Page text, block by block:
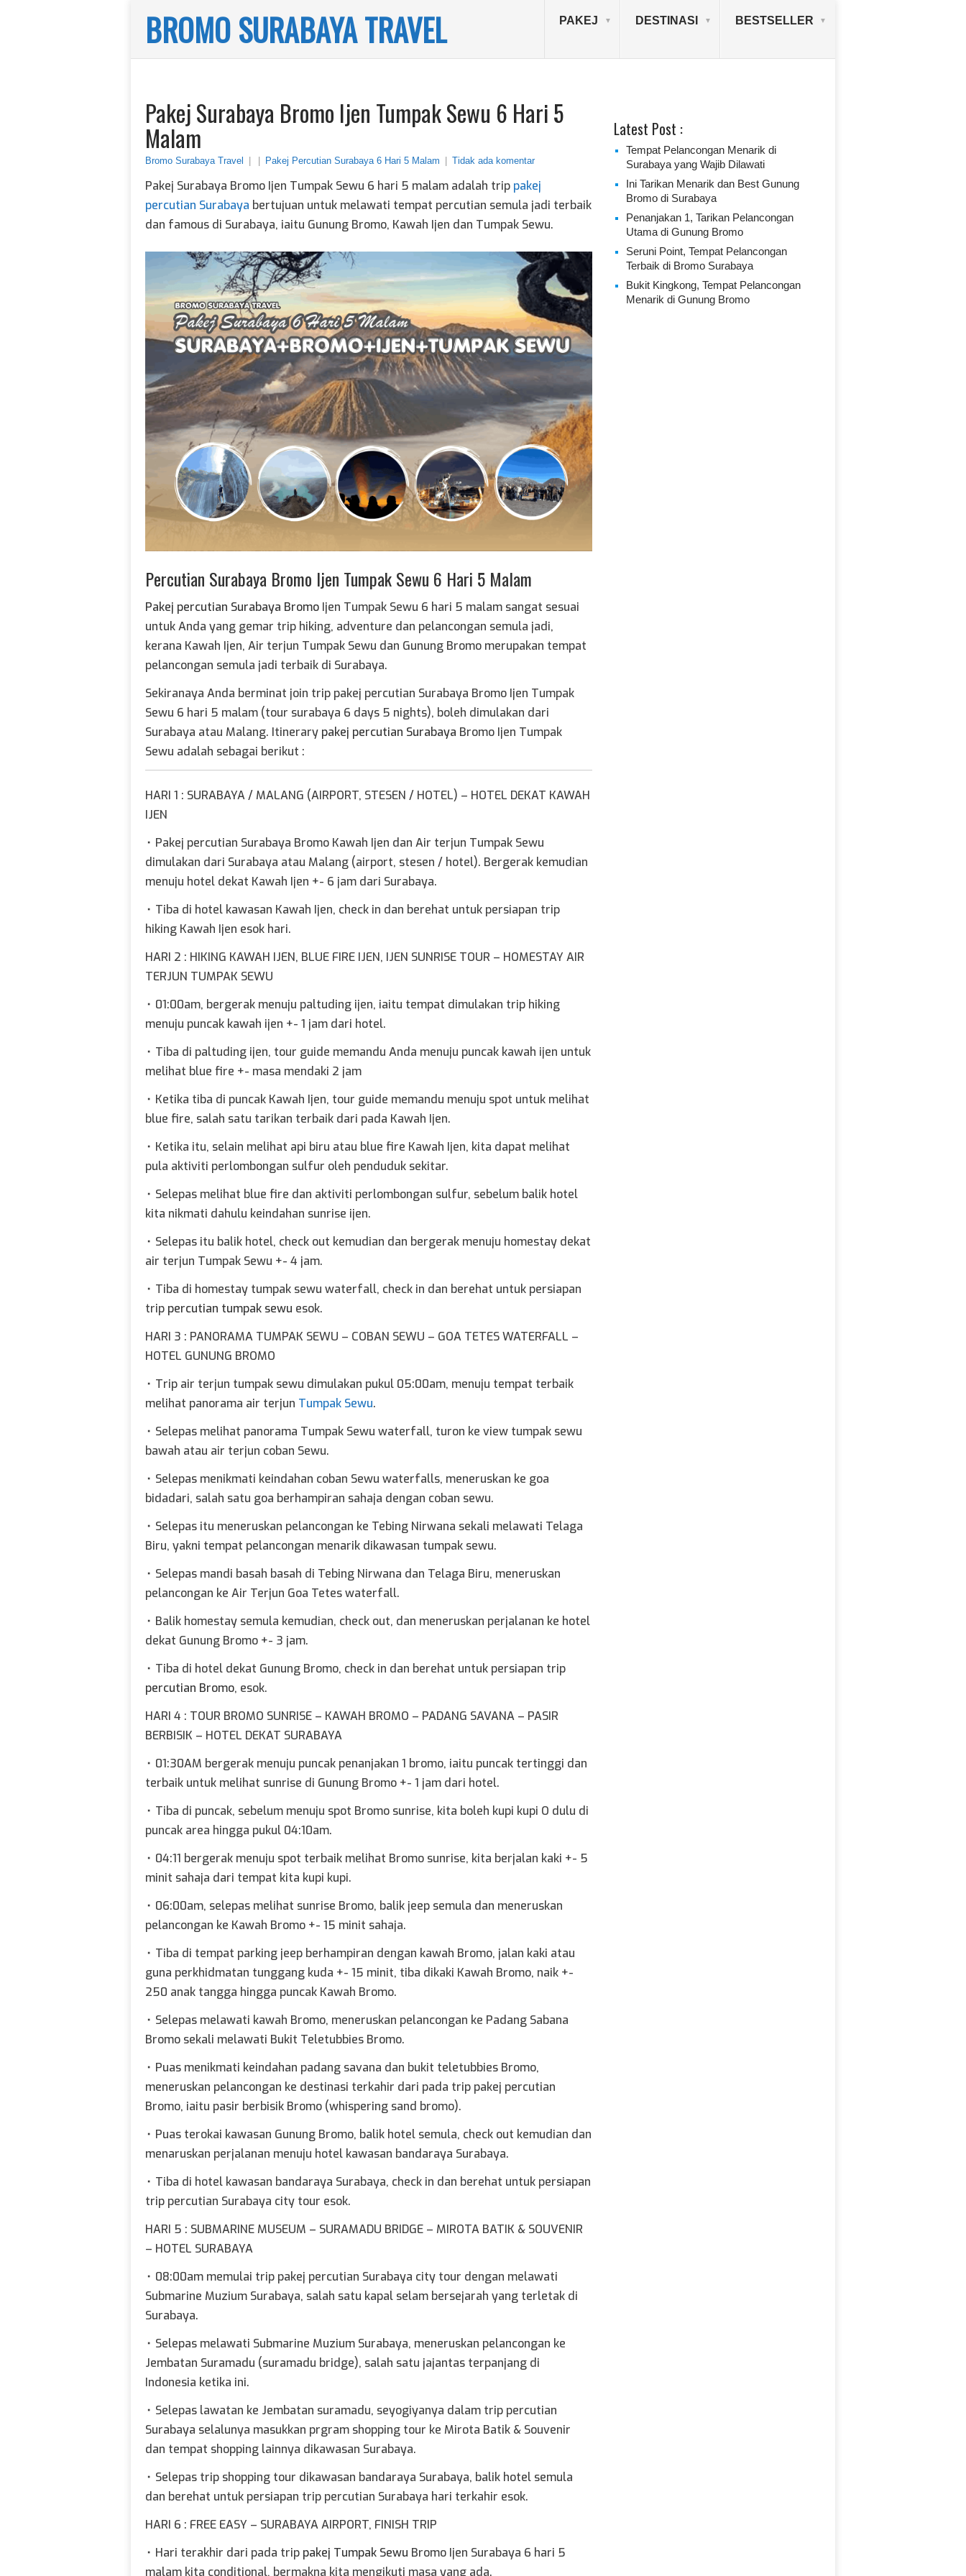
BROMO SURABAYA TRAVEL PAKEJ DESTINASI BESTSELLER
Pakej Surabaya Bromo Ijen Tumpak Sewu 6 Hari 5
Malam
Bromo Surabaya Travel Pakej Percutian Surabaya 6 Hari 5 Malam Tidak ada komentar
Pakej Surabaya Bromo Ijen Tumpak Sewu 6 hari 5 malam adalah trip pakej
percutian Surabaya bertujuan untuk melawati tempat percutian semula jadi terbaik
dan famous di Surabaya, iaitu Gunung Bromo, Kawah Ijen dan Tumpak Sewu.
Percutian Surabaya Bromo Ijen Tumpak Sewu 6 Hari 5 Malam
Pakej percutian Surabaya Bromo Ijen Tumpak Sewu 6 hari 5 malam sangat sesuai
untuk Anda yang gemar trip hiking, adventure dan pelancongan semula jadi,
kerana Kawah Ijen, Air terjun Tumpak Sewu dan Gunung Bromo merupakan tempat
pelancongan semula jadi terbaik di Surabaya.
Sekiranaya Anda berminat join trip pakej percutian Surabaya Bromo Ijen Tumpak
Sewu 6 hari 5 malam (tour surabaya 6 days 5 nights), boleh dimulakan dari
Surabaya atau Malang. Itinerary pakej percutian Surabaya Bromo Ijen Tumpak
Sewu adalah sebagai berikut :
HARI 1 : SURABAYA / MALANG (AIRPORT, STESEN / HOTEL) – HOTEL DEKAT KAWAH
IJEN
⬞ Pakej percutian Surabaya Bromo Kawah Ijen dan Air terjun Tumpak Sewu
dimulakan dari Surabaya atau Malang (airport, stesen / hotel). Bergerak kemudian
menuju hotel dekat Kawah Ijen +- 6 jam dari Surabaya.
⬞ Tiba di hotel kawasan Kawah Ijen, check in dan berehat untuk persiapan trip
hiking Kawah Ijen esok hari.
HARI 2 : HIKING KAWAH IJEN, BLUE FIRE IJEN, IJEN SUNRISE TOUR – HOMESTAY AIR
TERJUN TUMPAK SEWU
⬞ 01:00am, bergerak menuju paltuding ijen, iaitu tempat dimulakan trip hiking
menuju puncak kawah ijen +- 1 jam dari hotel.
⬞ Tiba di paltuding ijen, tour guide memandu Anda menuju puncak kawah ijen untuk
melihat blue fire +- masa mendaki 2 jam
⬞ Ketika tiba di puncak Kawah Ijen, tour guide memandu menuju spot untuk melihat
blue fire, salah satu tarikan terbaik dari pada Kawah Ijen.
⬞ Ketika itu, selain melihat api biru atau blue fire Kawah Ijen, kita dapat melihat
pula aktiviti perlombongan sulfur oleh penduduk sekitar.
⬞ Selepas melihat blue fire dan aktiviti perlombongan sulfur, sebelum balik hotel
kita nikmati dahulu keindahan sunrise ijen.
⬞ Selepas itu balik hotel, check out kemudian dan bergerak menuju homestay dekat
air terjun Tumpak Sewu +- 4 jam.
⬞ Tiba di homestay tumpak sewu waterfall, check in dan berehat untuk persiapan
trip percutian tumpak sewu esok.
HARI 3 : PANORAMA TUMPAK SEWU – COBAN SEWU – GOA TETES WATERFALL –
HOTEL GUNUNG BROMO
⬞ Trip air terjun tumpak sewu dimulakan pukul 05:00am, menuju tempat terbaik
melihat panorama air terjun Tumpak Sewu.
⬞ Selepas melihat panorama Tumpak Sewu waterfall, turon ke view tumpak sewu
bawah atau air terjun coban Sewu.
⬞ Selepas menikmati keindahan coban Sewu waterfalls, meneruskan ke goa
bidadari, salah satu goa berhampiran sahaja dengan coban sewu.
⬞ Selepas itu meneruskan pelancongan ke Tebing Nirwana sekali melawati Telaga
Biru, yakni tempat pelancongan menarik dikawasan tumpak sewu.
⬞ Selepas mandi basah basah di Tebing Nirwana dan Telaga Biru, meneruskan
pelancongan ke Air Terjun Goa Tetes waterfall.
⬞ Balik homestay semula kemudian, check out, dan meneruskan perjalanan ke hotel
dekat Gunung Bromo +- 3 jam.
⬞ Tiba di hotel dekat Gunung Bromo, check in dan berehat untuk persiapan trip
percutian Bromo, esok.
HARI 4 : TOUR BROMO SUNRISE – KAWAH BROMO – PADANG SAVANA – PASIR
BERBISIK – HOTEL DEKAT SURABAYA
⬞ 01:30AM bergerak menuju puncak penanjakan 1 bromo, iaitu puncak tertinggi dan
terbaik untuk melihat sunrise di Gunung Bromo +- 1 jam dari hotel.
⬞ Tiba di puncak, sebelum menuju spot Bromo sunrise, kita boleh kupi kupi O dulu di
puncak area hingga pukul 04:10am.
⬞ 04:11 bergerak menuju spot terbaik melihat Bromo sunrise, kita berjalan kaki +- 5
minit sahaja dari tempat kita kupi kupi.
⬞ 06:00am, selepas melihat sunrise Bromo, balik jeep semula dan meneruskan
pelancongan ke Kawah Bromo +- 15 minit sahaja.
⬞ Tiba di tempat parking jeep berhampiran dengan kawah Bromo, jalan kaki atau
guna perkhidmatan tunggang kuda +- 15 minit, tiba dikaki Kawah Bromo, naik +-
250 anak tangga hingga puncak Kawah Bromo.
⬞ Selepas melawati kawah Bromo, meneruskan pelancongan ke Padang Sabana
Bromo sekali melawati Bukit Teletubbies Bromo.
⬞ Puas menikmati keindahan padang savana dan bukit teletubbies Bromo,
meneruskan pelancongan ke destinasi terkahir dari pada trip pakej percutian
Bromo, iaitu pasir berbisik Bromo (whispering sand bromo).
⬞ Puas terokai kawasan Gunung Bromo, balik hotel semula, check out kemudian dan
menaruskan perjalanan menuju hotel kawasan bandaraya Surabaya.
⬞ Tiba di hotel kawasan bandaraya Surabaya, check in dan berehat untuk persiapan
trip percutian Surabaya city tour esok.
HARI 5 : SUBMARINE MUSEUM – SURAMADU BRIDGE – MIROTA BATIK & SOUVENIR
– HOTEL SURABAYA
⬞ 08:00am memulai trip pakej percutian Surabaya city tour dengan melawati
Submarine Muzium Surabaya, salah satu kapal selam bersejarah yang terletak di
Surabaya.
⬞ Selepas melawati Submarine Muzium Surabaya, meneruskan pelancongan ke
Jembatan Suramadu (suramadu bridge), salah satu jajantas terpanjang di
Indonesia ketika ini.
⬞ Selepas lawatan ke Jembatan suramadu, seyogiyanya dalam trip percutian
Surabaya selalunya masukkan prgram shopping tour ke Mirota Batik & Souvenir
dan tempat shopping lainnya dikawasan Surabaya.
⬞ Selepas trip shopping tour dikawasan bandaraya Surabaya, balik hotel semula
dan berehat untuk persiapan trip percutian Surabaya hari terkahir esok.
HARI 6 : FREE EASY – SURABAYA AIRPORT, FINISH TRIP
⬞ Hari terakhir dari pada trip pakej Tumpak Sewu Bromo Ijen Surabaya 6 hari 5
malam kita conditional, bermakna kita mengikuti masa yang ada.
Latest Post :
Tempat Pelancongan Menarik di
Surabaya yang Wajib Dilawati
Ini Tarikan Menarik dan Best Gunung
Bromo di Surabaya
Penanjakan 1, Tarikan Pelancongan
Utama di Gunung Bromo
Seruni Point, Tempat Pelancongan
Terbaik di Bromo Surabaya
Bukit Kingkong, Tempat Pelancongan
Menarik di Gunung Bromo